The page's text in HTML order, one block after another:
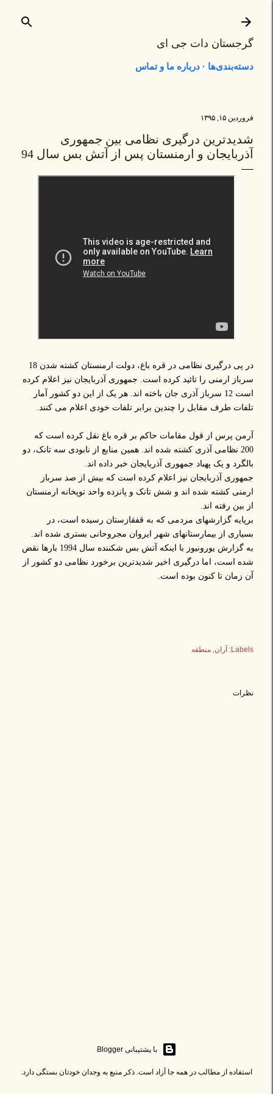
گرجستان دات جی ای
دسته‌بندی‌ها درباره ما و تماس
فروردین ۱۵, ۱۳۹۵
شدیدترین درگیری نظامی بین جمهوری
آذربایجان و ارمنستان پس از آتش بس سال 94
در پی درگیری نظامی در قره باغ، دولت ارمنستان کشته شدن 18
سرباز ارمنی را تائید کرده است. جمهوری آذربایجان نیز اعلام کرده
است 12 سرباز آذری جان باخته اند. هر یک از این دو کشور آمار
تلفات طرف مقابل را چندین برابر تلفات خودی اعلام می کنند.
آرمن پرس از قول مقامات حاکم بر قره باغ نقل کرده است که
200 نظامی آذری کشته شده اند. همین منابع از نابودی سه تانک، دو
بالگرد و یک پهباد جمهوری آذربایجان خبر داده اند.
جمهوری آذربایجان نیز اعلام کرده است که بیش از صد سرباز
ارمنی کشته شده اند و شش تانک و پانزده واحد توپخانه ارمنستان
از بین رفته اند.
برپایه گزارشهای مردمی که به قفقازستان رسیده است، در
بسیاری از بیمارستانهای شهر ایروان مجروحانی بستری شده اند.
به گزارش یورونیوز با اینکه آتش بس شکننده سال 1994 بارها نقض
شده است، اما درگیری اخیر شدیدترین برخورد نظامی دو کشور از
آن زمان تا کنون بوده است.
Labels: آران منطقه
نظرات
‏با پشتیبانی Blogger
استفاده از مطالب در همه جا آزاد است. ذکر منبع به وجدان خودتان بستگی دارد.